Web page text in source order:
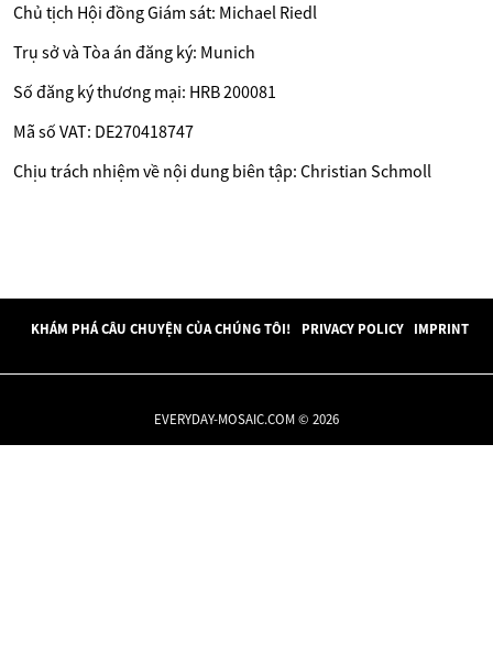
Chủ tịch Hội đồng Giám sát: Michael Riedl
Trụ sở và Tòa án đăng ký: Munich
Số đăng ký thương mại: HRB 200081
Mã số VAT: DE270418747
Chịu trách nhiệm về nội dung biên tập: Christian Schmoll
KHÁM PHÁ CÂU CHUYỆN CỦA CHÚNG TÔI! PRIVACY POLICY IMPRINT
EVERYDAY-MOSAIC.COM © 2026